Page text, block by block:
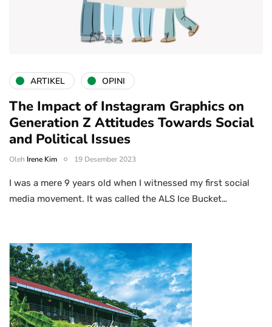
ARTIKEL OPINI
The Impact of Instagram Graphics on
Generation Z Attitudes Towards Social
and Political Issues
Oleh Irene Kim 19 Desember 2023
I was a mere 9 years old when I witnessed my first social
media movement. It was called the ALS Ice Bucket…